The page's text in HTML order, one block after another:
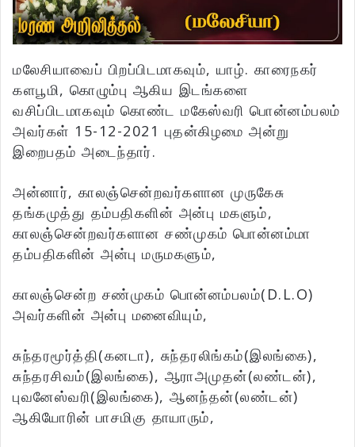
மலேசியாவைப் பிறப்பிடமாகவும், யாழ். காரைநகர்
களபூமி, கொழும்பு ஆகிய இடங்களை
வசிப்பிடமாகவும் கொண்ட மகேஸ்வரி பொன்னம்பலம்
அவர்கள் 15-12-2021 புதன்கிழமை அன்று
இறைபதம் அடைந்தார்.
அன்னார், காலஞ்சென்றவர்களான முருகேசு
தங்கமுத்து தம்பதிகளின் அன்பு மகளும்,
காலஞ்சென்றவர்களான சண்முகம் பொன்னம்மா
தம்பதிகளின் அன்பு மருமகளும்,
காலஞ்சென்ற சண்முகம் பொன்னம்பலம்(D.L.O)
அவர்களின் அன்பு மனைவியும்,
சுந்தரமூர்த்தி(கனடா), சுந்தரலிங்கம்(இலங்கை),
சுந்தரசிவம்(இலங்கை), ஆராஅமுதன்(லண்டன்),
புவனேஸ்வரி(இலங்கை), ஆனந்தன்(லண்டன்)
ஆகியோரின் பாசமிகு தாயாரும்,